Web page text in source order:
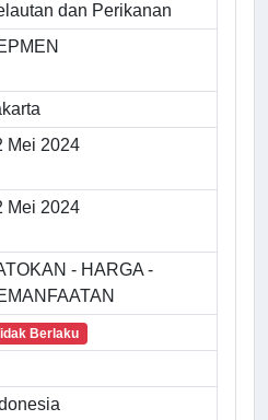
dan Perikanan
Mei 2024
Mei 2024
- HARGA -
Berlaku